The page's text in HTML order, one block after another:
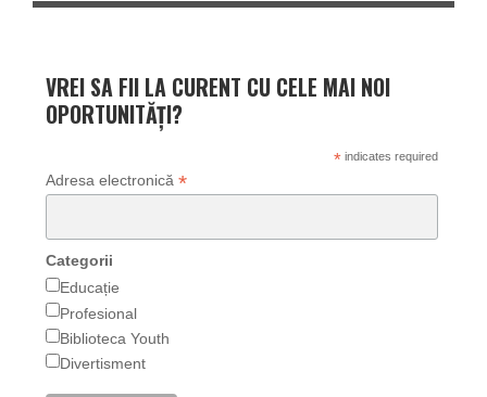
VREI SA FII LA CURENT CU CELE MAI NOI
OPORTUNITĂȚI?
*indicates required
Adresa electronică *
Categorii
Educație
Profesional
Biblioteca Youth
Divertisment